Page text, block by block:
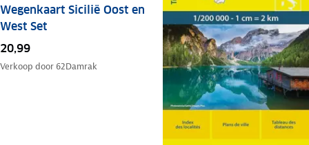
Wegenkaart Sicilië Oost en
West Set
20,99
Verkoop door 62Damrak